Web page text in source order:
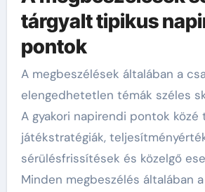
tárgyalt tipikus
pontok
A megbeszélések általában a
elengedhetetlen témák széles
A gyakori napirendi pontok közé
játékstratégiák,
sérülésfrissítések és közelgő
Minden megbeszélés általában